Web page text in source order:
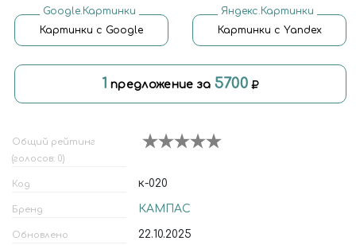
Google.Картинки
Картинки с Google
Яндекс.Картинки
Картинки с Yandex
1 предложение за 5700
Общий рейтинг
(голосов: 0)
Код к-020
Бренд КАМПАС
Обновлено 22.10.2025